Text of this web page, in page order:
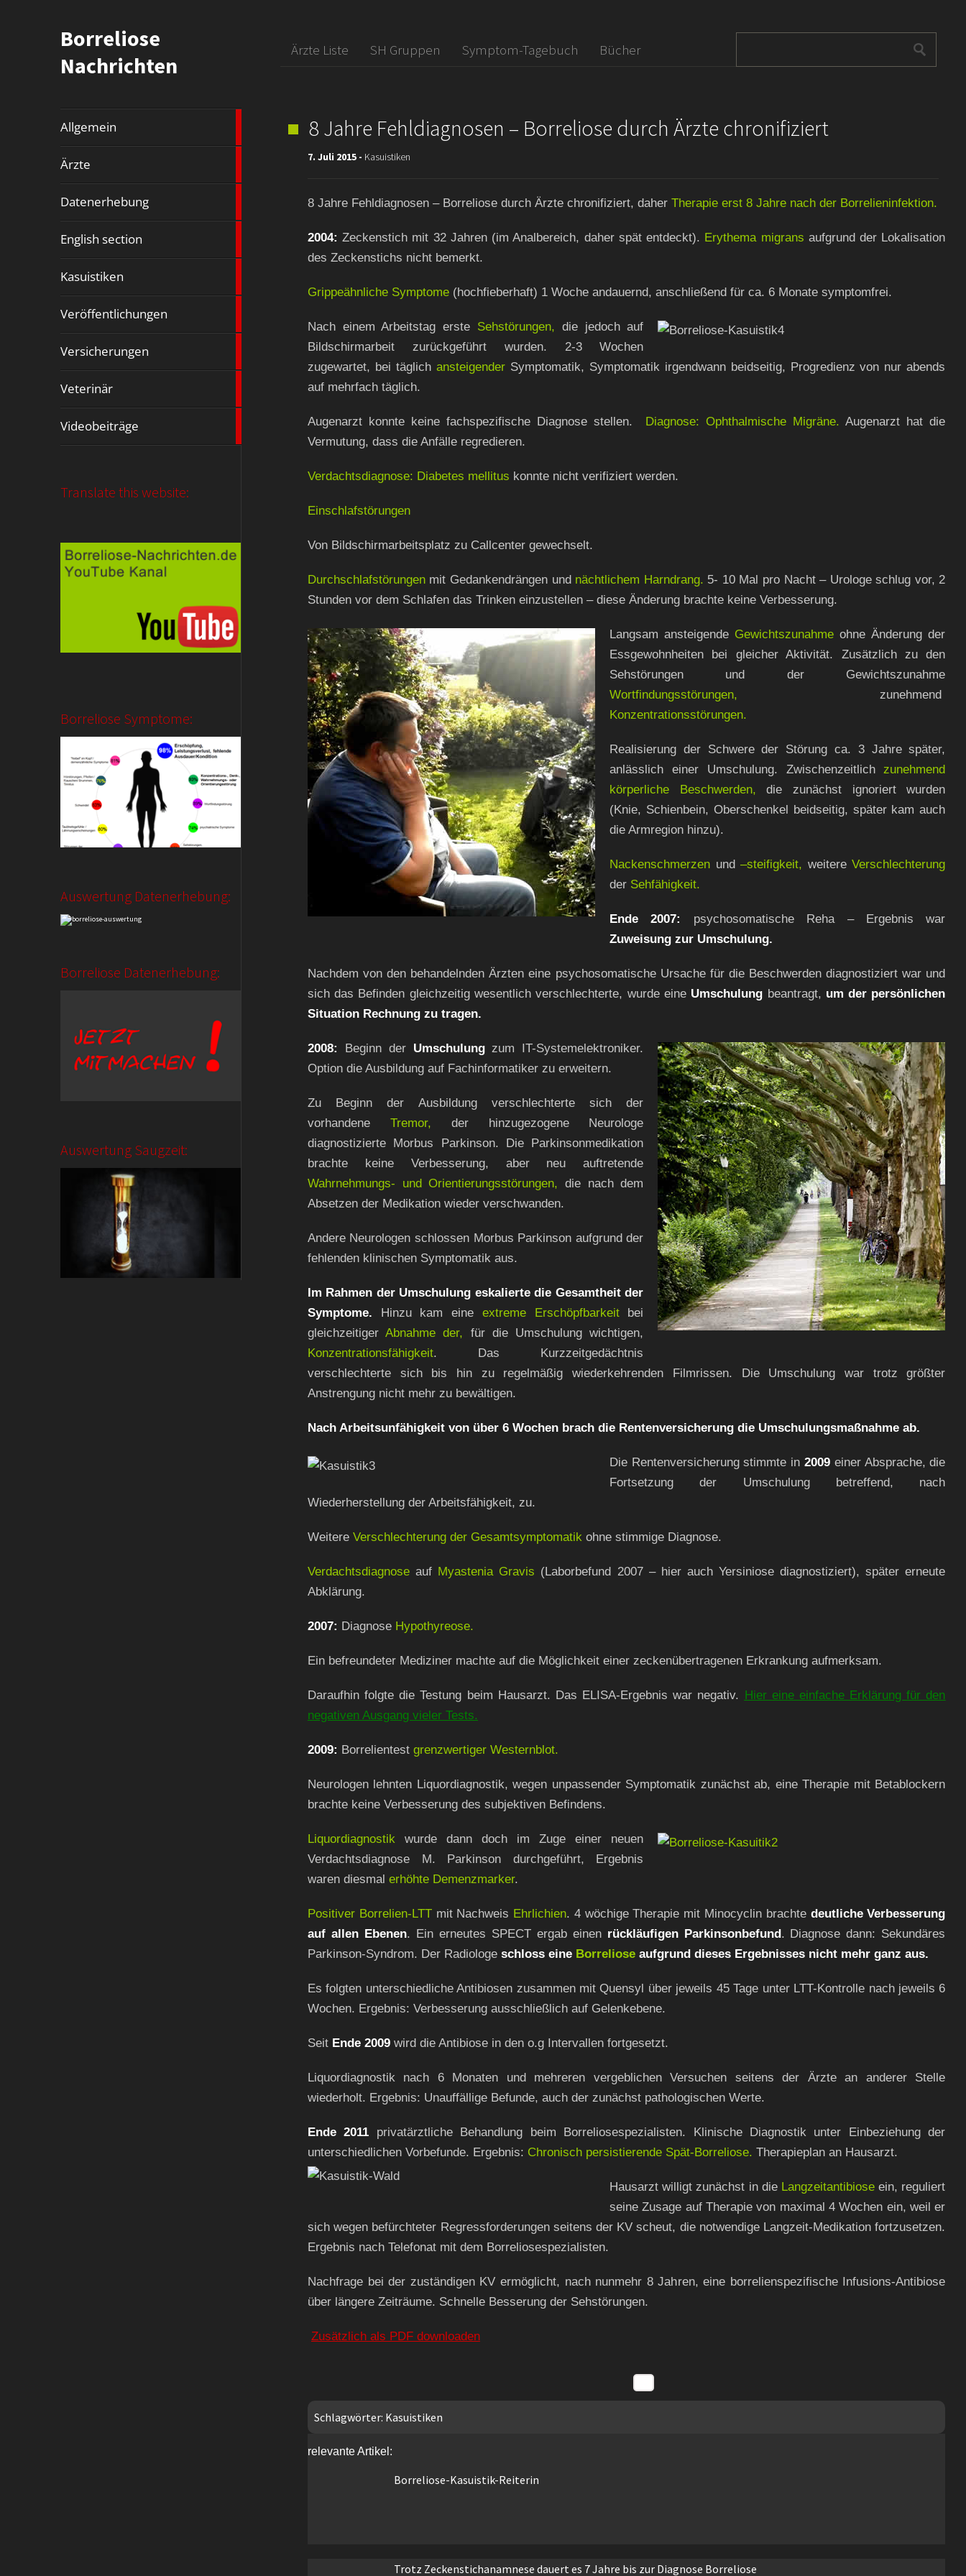
Borreliose
Nachrichten
Allgemein
Ärzte
Datenerhebung
English section
Kasuistiken
Veröffentlichungen
Versicherungen
Veterinär
Videobeiträge
Translate this website:
Borreliose Symptome:
Auswertung Datenerhebung:
Borreliose Datenerhebung:
Auswertung Saugzeit:
Ärzte Liste SH Gruppen Symptom-Tagebuch Bücher
8 Jahre Fehldiagnosen – Borreliose durch Ärzte chronifiziert
7. Juli 2015 - Kasuistiken
8 Jahre Fehldiagnosen – Borreliose durch Ärzte chronifiziert, daher Therapie erst 8 Jahre nach der Borrelieninfektion.
2004:Zeckenstich mit 32 Jahren (im Analbereich, daher spät entdeckt). Erythema migrans aufgrund der Lokalisation
des Zeckenstichs nicht bemerkt.
Grippeähnliche Symptome(hochfieberhaft) 1 Woche andauernd, anschließend für ca. 6 Monate symptomfrei.
Nach einem Arbeitstag erste Sehstörungen, die jedoch auf
Bildschirmarbeit zurückgeführt wurden. 2-3 Wochen
zugewartet, bei täglich ansteigenderSymptomatik, Symptomatik irgendwann beidseitig, Progredienz von nur abends
auf mehrfach täglich.
Augenarzt konnte keine fachspezifische Diagnose stellen. Diagnose: Ophthalmische Migräne.Augenarzt hat die
Vermutung, dass die Anfälle regredieren.
Verdachtsdiagnose: Diabetes mellitus konnte nicht verifiziert werden.
Einschlafstörungen
Von Bildschirmarbeitsplatz zu Callcenter gewechselt.
Durchschlafstörungenmit Gedankendrängen und nächtlichem Harndrang. 5- 10 Mal pro Nacht – Urologe schlug vor, 2
Stunden vor dem Schlafen das Trinken einzustellen – diese Änderung brachte keine Verbesserung.
Langsam ansteigende Gewichtszunahme ohne Änderung der
Essgewohnheiten bei gleicher Aktivität. Zusätzlich zu den
Sehstörungen und der Gewichtszunahme
Wortfindungsstörungen,zunehmend
Konzentrationsstörungen.
Realisierung der Schwere der Störung ca. 3 Jahre später,
anlässlich einer Umschulung. Zwischenzeitlichzunehmend
körperliche Beschwerden, die zunächst ignoriert wurden
(Knie, Schienbein, Oberschenkel beidseitig, später kam auch
die Armregion hinzu).
Nackenschmerzenund–steifigkeit, weitereVerschlechterung
der Sehfähigkeit.
Ende 2007:
psychosomatische Reha – Ergebnis war
Zuweisung zur Umschulung.
Nachdem von den behandelnden Ärzten eine psychosomatische Ursache für die Beschwerden diagnostiziert war und
sich das Befinden gleichzeitig wesentlich verschlechterte, wurde eine Umschulung beantragt, um der persönlichen
Situation Rechnung zu tragen.
2008: Beginn der Umschulungzum IT-Systemelektroniker.
Option die Ausbildung auf Fachinformatiker zu erweitern.
Zu Beginn der Ausbildung verschlechterte sich der
vorhandene Tremor, der hinzugezogene Neurologe
diagnostizierte Morbus Parkinson. Die Parkinsonmedikation
brachte keine Verbesserung, aber neu auftretende
Wahrnehmungs- und Orientierungsstörungen, die nach dem
Absetzen der Medikation wieder verschwanden.
Andere Neurologen schlossen Morbus Parkinson aufgrund der
fehlenden klinischen Symptomatik aus.
Im Rahmen der Umschulung eskalierte die Gesamtheit der
Symptome. Hinzu kam eine extreme Erschöpfbarkeitbei
gleichzeitigerAbnahme der, für die Umschulung wichtigen,
Konzentrationsfähigkeit. Das Kurzzeitgedächtnis
verschlechterte sich bis hin zu regelmäßig wiederkehrenden Filmrissen. Die Umschulung war trotz größter
Anstrengung nicht mehr zu bewältigen.
Nach Arbeitsunfähigkeit von über 6 Wochen brach die Rentenversicherung die Umschulungsmaßnahme ab.
Die Rentenversicherung stimmte in2009 einer Absprache, die
Fortsetzung der Umschulung betreffend, nach
Wiederherstellung der Arbeitsfähigkeit, zu.
Weitere Verschlechterung der Gesamtsymptomatikohne stimmige Diagnose.
Verdachtsdiagnoseauf Myastenia Gravis (Laborbefund 2007 – hier auch Yersiniose diagnostiziert), später erneute
Abklärung.
2007: Diagnose Hypothyreose.
Ein befreundeter Mediziner machte auf die Möglichkeit einer zeckenübertragenen Erkrankung aufmerksam.
Daraufhin folgte die Testung beim Hausarzt. Das ELISA-Ergebnis war negativ. Hier eine einfache Erklärung für den
negativen Ausgang vieler Tests.
2009: Borrelientest grenzwertiger Westernblot.
Neurologen lehnten Liquordiagnostik, wegen unpassender Symptomatik zunächst ab, eine Therapie mit Betablockern
brachte keine Verbesserung des subjektiven Befindens.
Liquordiagnostikwurde dann doch im Zuge einer neuen
Verdachtsdiagnose M. Parkinson durchgeführt, Ergebnis
waren diesmal erhöhte Demenzmarker.
Positiver Borrelien-LTTmit Nachweis Ehrlichien. 4 wöchige Therapie mit Minocyclin brachte deutliche Verbesserung
auf allen Ebenen. Ein erneutes SPECT ergab einen rückläufigen Parkinsonbefund. Diagnose dann: Sekundäres
Parkinson-Syndrom. Der Radiologeschloss eine Borrelioseaufgrund dieses Ergebnisses nicht mehr ganz aus.
Es folgten unterschiedliche Antibiosen zusammen mit Quensyl über jeweils 45 Tage unter LTT-Kontrolle nach jeweils 6
Wochen. Ergebnis: Verbesserung ausschließlich auf Gelenkebene.
Seit Ende 2009wird die Antibiose in den o.g Intervallen fortgesetzt.
Liquordiagnostik nach 6 Monaten und mehreren vergeblichen Versuchen seitens der Ärzte an anderer Stelle
wiederholt. Ergebnis: Unauffällige Befunde, auch der zunächst pathologischen Werte.
Ende 2011 privatärztliche Behandlung beim Borreliosespezialisten. Klinische Diagnostik unter Einbeziehung der
unterschiedlichen Vorbefunde. Ergebnis: Chronisch persistierende Spät-Borreliose. Therapieplan an Hausarzt.
Hausarzt willigt zunächst in die Langzeitantibioseein, reguliert
seine Zusage auf Therapie von maximal 4 Wochen ein, weil er
sich wegen befürchteter Regressforderungen seitens der KV scheut, die notwendige Langzeit-Medikation fortzusetzen.
Ergebnis nach Telefonat mit dem Borreliosespezialisten.
Nachfrage bei der zuständigen KV ermöglicht, nach nunmehr 8 Jahren, eine borrelienspezifische Infusions-Antibiose
über längere Zeiträume. Schnelle Besserung der Sehstörungen.
Zusätzlich als PDF downloaden
Schlagwörter: Kasuistiken
relevante Artikel:
Borreliose-Kasuistik-Reiterin
Trotz Zeckenstichanamnese dauert es 7 Jahre bis zur Diagnose Borreliose